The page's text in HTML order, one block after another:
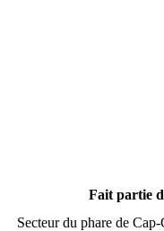
Fait partie
Secteur du phare de Cap-